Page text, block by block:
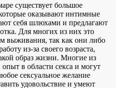
существует большое
оказывают интимные
себя шлюхами и предлагают
Для многих из них это
выживания, так как они либо
из-за своего возраста,
образ жизни. Многие из
в области секса и могут
сексуальное желание
удовольствие и умеют